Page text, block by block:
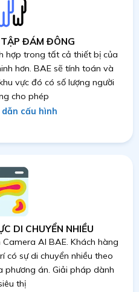
ĐÁM ĐÔNG
hợp trong tất cả thiết bị của
hơn. BAE sẽ tính toán và
vực đó có số lượng người
cho phép
cấu hình
DI CHUYỂN NHIỀU
AI BAE. Khách hàng
có sự di chuyển nhiều theo
án. Giải pháp dành
thị